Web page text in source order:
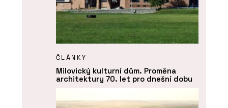
ČLÁNKY
Milovický kulturní dům. Proměna
architektury 70. let pro dnešní dobu